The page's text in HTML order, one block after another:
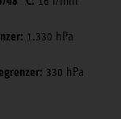
1.330 hPa
330 hPa